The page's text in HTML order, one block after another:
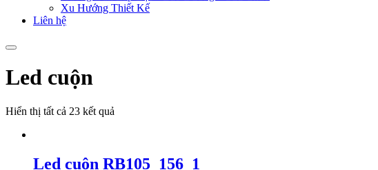
Xu Hướng Thiết Kế
Liên hệ
Led cuộn
Hiển thị tất cả 23 kết quả
Led cuộn RB105_156_1